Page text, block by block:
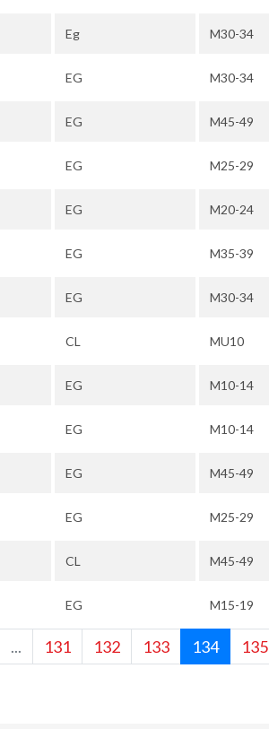
Eg M30-34
EG M30-34
EG M45-49
EG M25-29
EG M20-24
EG M35-39
EG M30-34
CL MU10
EG M10-14
EG M10-14
EG M45-49
EG M25-29
CL M45-49
EG M15-19
... 131 132 133 134 135